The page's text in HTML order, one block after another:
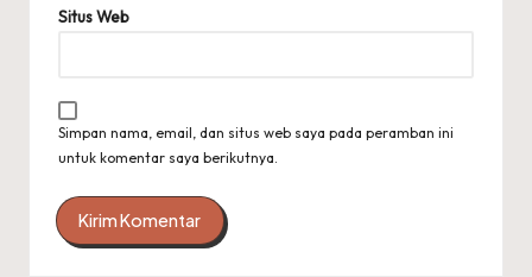
Situs Web
Simpan nama, email, dan situs web saya pada peramban ini
untuk komentar saya berikutnya.